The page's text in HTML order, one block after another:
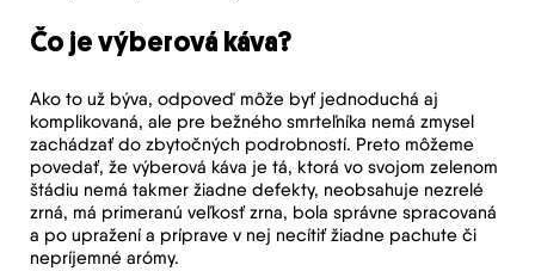
Čo je výberová káva?
Ako to už býva, odpoveď môže byť jednoduchá aj
komplikovaná, ale pre bežného smrteľníka nemá zmysel
zachádzať do zbytočných podrobností. Preto môžeme
povedať, že výberová káva je tá, ktorá vo svojom zelenom
štádiu nemá takmer žiadne defekty, neobsahuje nezrelé
zrná, má primeranú veľkosť zrna, bola správne spracovaná
a po upražení a príprave v nej necítiť žiadne pachute či
nepríjemné arómy.